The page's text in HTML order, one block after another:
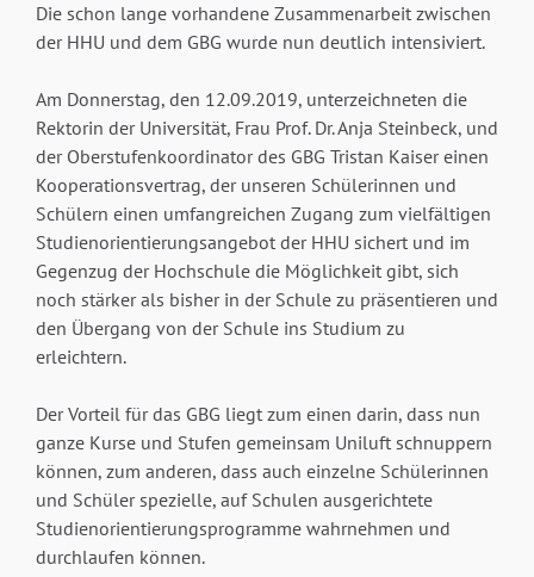
Die schon lange vorhandene Zusammenarbeit zwischen
der HHU und dem GBG wurde nun deutlich intensiviert.
Am Donnerstag, den 12.09.2019, unterzeichneten die
Rektorin der Universität, Frau Prof. Dr. Anja Steinbeck, und
der Oberstufenkoordinator des GBG Tristan Kaiser einen
Kooperationsvertrag, der unseren Schülerinnen und
Schülern einen umfangreichen Zugang zum vielfältigen
Studienorientierungsangebot der HHU sichert und im
Gegenzug der Hochschule die Möglichkeit gibt, sich
noch stärker als bisher in der Schule zu präsentieren und
den Übergang von der Schule ins Studium zu
erleichtern.
Der Vorteil für das GBG liegt zum einen darin, dass nun
ganze Kurse und Stufen gemeinsam Uniluft schnuppern
können, zum anderen, dass auch einzelne Schülerinnen
und Schüler spezielle, auf Schulen ausgerichtete
Studienorientierungsprogramme wahrnehmen und
durchlaufen können.